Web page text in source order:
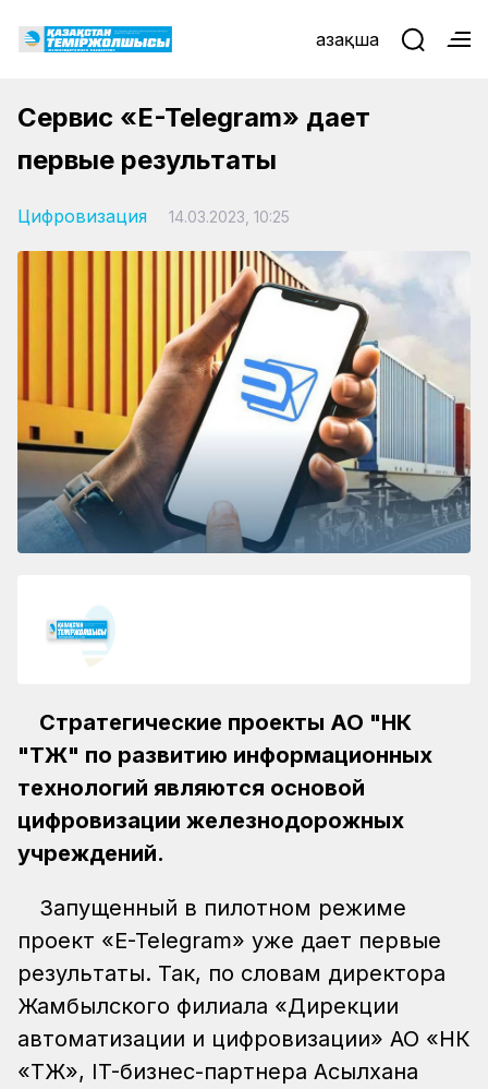
Қазақша
Сервис «E-Telegram» дает
первые результаты
Цифровизация 14.03.2023, 10:25
Стратегические проекты АО "НК
"ҚТЖ" по развитию информационных
технологий являются основой
цифровизации железнодорожных
учреждений.
Запущенный в пилотном режиме
проект «E-Telegram» уже дает первые
результаты. Так, по словам директора
Жамбылского филиала «Дирекции
автоматизации и цифровизации» АО «НК
«ҚТЖ», IT-бизнес-партнера Асылхана